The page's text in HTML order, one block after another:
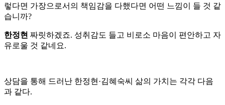
렇다면 가장으로서의 책임감을 다했다면 어떤 느낌이 들 것 같
습니까?
한정현 짜릿하겠죠. 성취감도 들고 비로소 마음이 편안하고 자
유로울 것 같네요.
상담을 통해 드러난 한정현·김혜숙씨 삶의 가치는 각각 다음
과 같다.